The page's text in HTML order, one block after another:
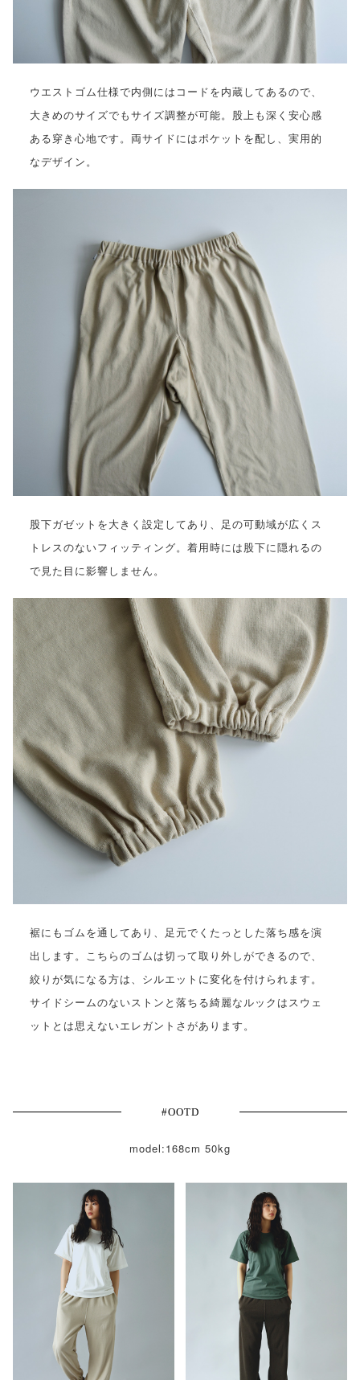
ウエストゴム仕様で内側にはコードを内蔵してあるので、
大きめのサイズでもサイズ調整が可能。股上も深く安心感
ある穿き心地です。両サイドにはポケットを配し、実用的
なデザイン。
股下ガゼットを大きく設定してあり、足の可動域が広くス
トレスのないフィッティング。着用時には股下に隠れるの
で見た目に影響しません。
裾にもゴムを通してあり、足元でくたっとした落ち感を演
出します。こちらのゴムは切って取り外しができるので、
絞りが気になる方は、シルエットに変化を付けられます。
サイドシームのないストンと落ちる綺麗なルックはスウェ
ットとは思えないエレガントさがあります。
#OOTD
model:168cm 50kg